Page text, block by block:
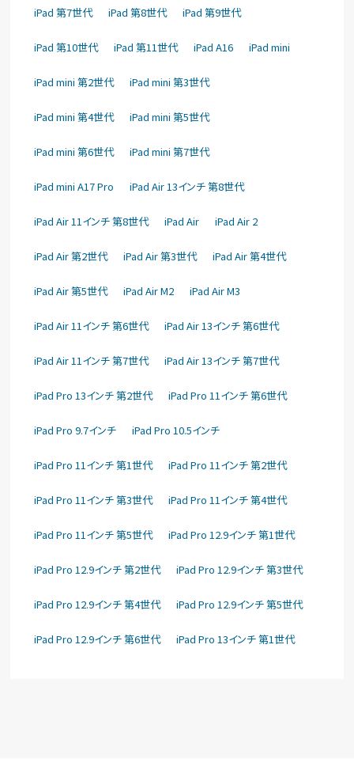
iPad 第7世代 iPad 第8世代 iPad 第9世代
iPad 第10世代 iPad 第11世代 iPad A16 iPad mini
iPad mini 第2世代 iPad mini 第3世代
iPad mini 第4世代 iPad mini 第5世代
iPad mini 第6世代 iPad mini 第7世代
iPad mini A17 Pro iPad Air 13インチ 第8世代
iPad Air 11インチ 第8世代 iPad Air iPad Air 2
iPad Air 第2世代 iPad Air 第3世代 iPad Air 第4世代
iPad Air 第5世代 iPad Air M2 iPad Air M3
iPad Air 11インチ 第6世代 iPad Air 13インチ 第6世代
iPad Air 11インチ 第7世代 iPad Air 13インチ 第7世代
iPad Pro 13インチ 第2世代 iPad Pro 11インチ 第6世代
iPad Pro 9.7インチ iPad Pro 10.5インチ
iPad Pro 11インチ 第1世代 iPad Pro 11インチ 第2世代
iPad Pro 11インチ 第3世代 iPad Pro 11インチ 第4世代
iPad Pro 11インチ 第5世代 iPad Pro 12.9インチ 第1世代
iPad Pro 12.9インチ 第2世代 iPad Pro 12.9インチ 第3世代
iPad Pro 12.9インチ 第4世代 iPad Pro 12.9インチ 第5世代
iPad Pro 12.9インチ 第6世代 iPad Pro 13インチ 第1世代